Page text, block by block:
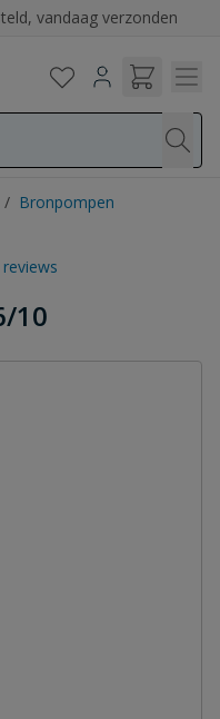
vandaag verzonden
/ Bronpompen
reviews
10